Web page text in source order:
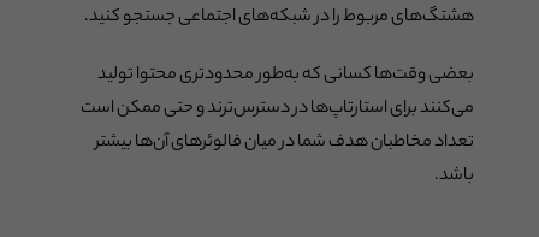
هشتگ‌های مربوط را در شبکه‌های اجتماعی جستجو کنید.
بعضی وقت‌ها کسانی که به‌طور محدودتری محتوا تولید
می‌کنند برای استارتاپ‌ها در دسترس‌ترند و حتی ممکن است
تعداد مخاطبان هدف شما در میان فالوئرهای آن‌ها بیشتر
باشد.